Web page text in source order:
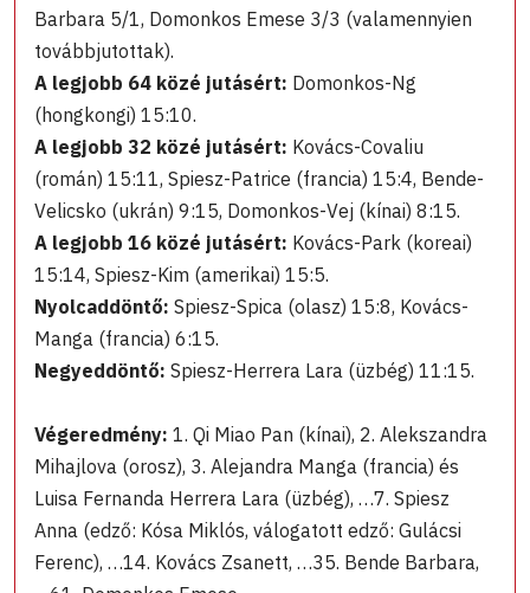
Barbara 5/1, Domonkos Emese 3/3 (valamennyien
továbbjutottak).
A legjobb 64 közé jutásért: Domonkos-Ng
(hongkongi) 15:10.
A legjobb 32 közé jutásért: Kovács-Covaliu
(román) 15:11, Spiesz-Patrice (francia) 15:4, Bende-
Velicsko (ukrán) 9:15, Domonkos-Vej (kínai) 8:15.
A legjobb 16 közé jutásért: Kovács-Park (koreai)
15:14, Spiesz-Kim (amerikai) 15:5.
Nyolcaddöntő: Spiesz-Spica (olasz) 15:8, Kovács-
Manga (francia) 6:15.
Negyeddöntő: Spiesz-Herrera Lara (üzbég) 11:15.
Végeredmény: 1. Qi Miao Pan (kínai), 2. Alekszandra
Mihajlova (orosz), 3. Alejandra Manga (francia) és
Luisa Fernanda Herrera Lara (üzbég), …7. Spiesz
Anna (edző: Kósa Miklós, válogatott edző: Gulácsi
Ferenc), …14. Kovács Zsanett, …35. Bende Barbara,